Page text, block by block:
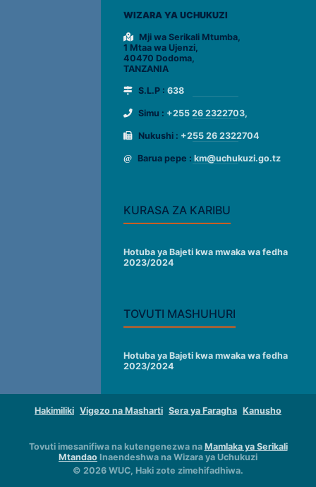
WIZARA YA UCHUKUZI
Mji wa Serikali Mtumba,
1 Mtaa wa Ujenzi,
40470 Dodoma,
TANZANIA
S.L.P : 638
Simu : +255 26 2322703,
Nukushi : +255 26 2322704
Barua pepe : km@uchukuzi.go.tz
KURASA ZA KARIBU
Hotuba ya Bajeti kwa mwaka wa fedha
2023/2024
TOVUTI MASHUHURI
Hotuba ya Bajeti kwa mwaka wa fedha
2023/2024
Hakimiliki Vigezo na Masharti Sera ya Faragha Kanusho
Tovuti imesanifiwa na kutengenezwa na Mamlaka ya Serikali
Mtandao Inaendeshwa na Wizara ya Uchukuzi
© 2026 WUC, Haki zote zimehifadhiwa.